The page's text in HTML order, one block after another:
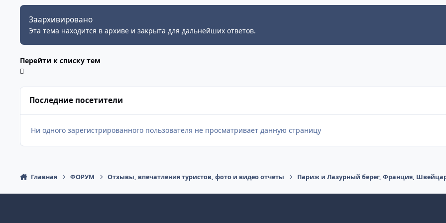
Заархивировано
Эта тема находится в архиве и закрыта для дальнейших ответов.
Перейти к списку тем
Последние посетители
Ни одного зарегистрированного пользователя не просматривает данную страницу
Главная ФОРУМ Отзывы, впечатления туристов, фото и видео отчеты Париж и Лазурный берег, Франция,